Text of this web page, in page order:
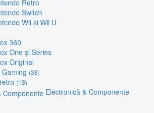
Retro
Switch
Wii și Wii U
360
One și Series
Original
(38)
(13)
Electronică & Componente